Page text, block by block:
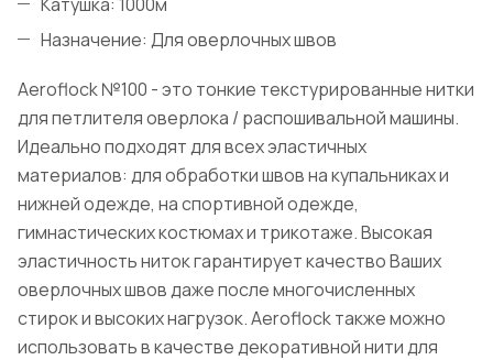
Назначение: Для оверлочных швов
Aeroflock №100 - это тонкие текстурированные нитки
для петлителя оверлока / распошивальной машины.
Идеально подходят для всех эластичных
материалов: для обработки швов на купальниках и
нижней одежде, на спортивной одежде,
гимнастических костюмах и трикотаже. Высокая
эластичность ниток гарантирует качество Ваших
оверлочных швов даже после многочисленных
стирок и высоких нагрузок. Aeroflock также можно
использовать в качестве декоративной нити для